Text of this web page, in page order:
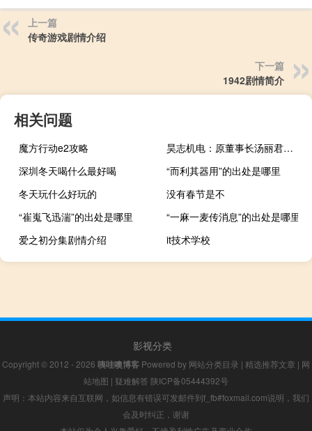
上一篇
传奇游戏剧情介绍
下一篇
1942剧情简介
相关问题
魔方行动e2攻略
昊志机电：原董事长汤丽君因内幕交易收到《行政处罚决定书》
深圳冬天喝什么最好喝
“而利其器用”的出处是哪里
冬天玩什么好玩的
没有春节是不
“崔嵬飞迅湍”的出处是哪里
“一麻一麦传消息”的出处是哪里
爱之初分集剧情介绍
it技术学校
影视分类
Copyright © 2012 - 2026 咦哇噢博客 Powered by 网站分类目录 | 精选推荐文章 | 网
站地图 | 疑难解答 陕ICP备05444392号
声明：本站内容来自互联网，如信息有错误可发邮件到f_fb#foxmail.com说明，我们
会及时纠正，谢谢